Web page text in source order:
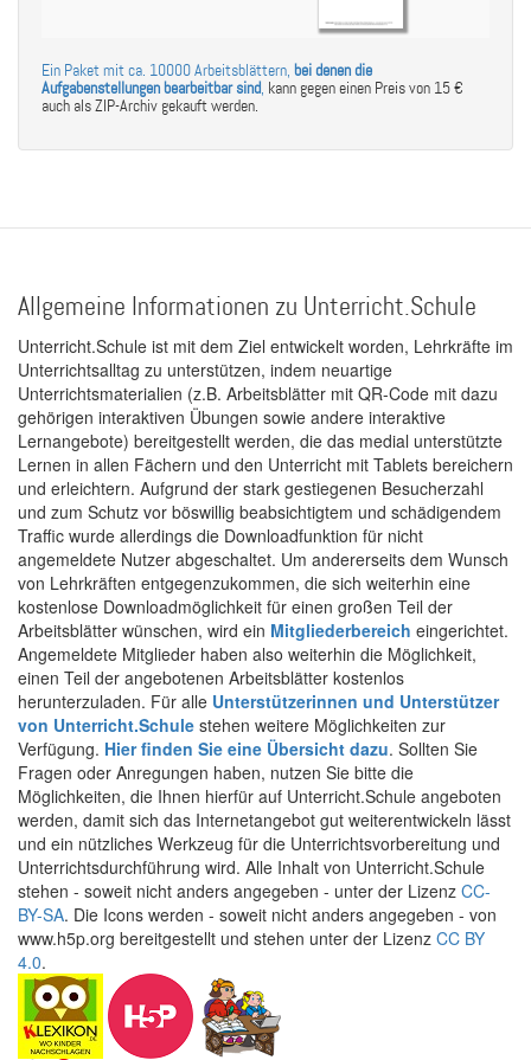
Ein Paket mit ca. 10000 Arbeitsblättern, bei denen die
Aufgabenstellungen bearbeitbar sind, kann gegen einen Preis von 15 €
auch als ZIP-Archiv gekauft werden.
Allgemeine Informationen zu Unterricht.Schule
Unterricht.Schule ist mit dem Ziel entwickelt worden, Lehrkräfte im
Unterrichtsalltag zu unterstützen, indem neuartige
Unterrichtsmaterialien (z.B. Arbeitsblätter mit QR-Code mit dazu
gehörigen interaktiven Übungen sowie andere interaktive
Lernangebote) bereitgestellt werden, die das medial unterstützte
Lernen in allen Fächern und den Unterricht mit Tablets bereichern
und erleichtern. Aufgrund der stark gestiegenen Besucherzahl
und zum Schutz vor böswillig beabsichtigtem und schädigendem
Traffic wurde allerdings die Downloadfunktion für nicht
angemeldete Nutzer abgeschaltet. Um andererseits dem Wunsch
von Lehrkräften entgegenzukommen, die sich weiterhin eine
kostenlose Downloadmöglichkeit für einen großen Teil der
Arbeitsblätter wünschen, wird ein Mitgliederbereich eingerichtet.
Angemeldete Mitglieder haben also weiterhin die Möglichkeit,
einen Teil der angebotenen Arbeitsblätter kostenlos
herunterzuladen. Für alle Unterstützerinnen und Unterstützer
von Unterricht.Schule stehen weitere Möglichkeiten zur
Verfügung. Hier finden Sie eine Übersicht dazu. Sollten Sie
Fragen oder Anregungen haben, nutzen Sie bitte die
Möglichkeiten, die Ihnen hierfür auf Unterricht.Schule angeboten
werden, damit sich das Internetangebot gut weiterentwickeln lässt
und ein nützliches Werkzeug für die Unterrichtsvorbereitung und
Unterrichtsdurchführung wird. Alle Inhalt von Unterricht.Schule
stehen - soweit nicht anders angegeben - unter der Lizenz CC-
BY-SA. Die Icons werden - soweit nicht anders angegeben - von
www.h5p.org bereitgestellt und stehen unter der Lizenz CC BY
4.0.